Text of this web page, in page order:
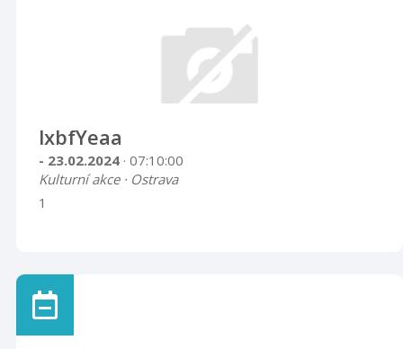
lxbfYeaa
- 23.02.2024 · 07:10:00
Kulturní akce · Ostrava
1